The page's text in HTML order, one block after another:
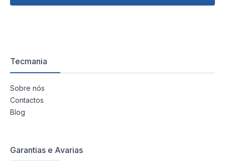
Tecmania
Sobre nós
Contactos
Blog
Garantias e Avarias